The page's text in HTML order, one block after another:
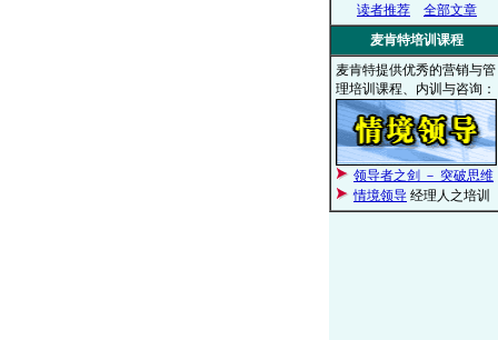
读者推荐
全部文章
麦肯特培训课程
麦肯特提供优秀的营销与管
理培训课程、内训与咨询：
领导者之剑 － 突破思维
情境领导 经理人之培训